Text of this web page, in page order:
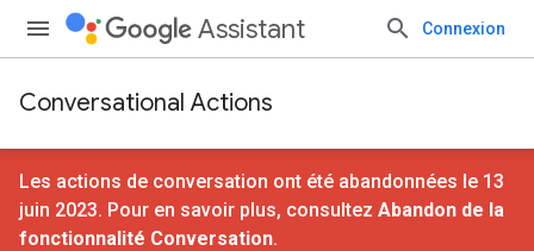
Assistant Connexion
Conversational Actions
Les actions de conversation ont été abandonnées le 13
juin 2023. Pour en savoir plus, consultez Abandon de la
fonctionnalité Conversation.